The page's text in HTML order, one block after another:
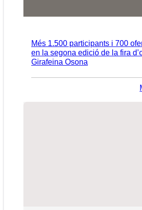
Més 1.500 participants i 700
en la segona edició de la fira
Girafeina Osona